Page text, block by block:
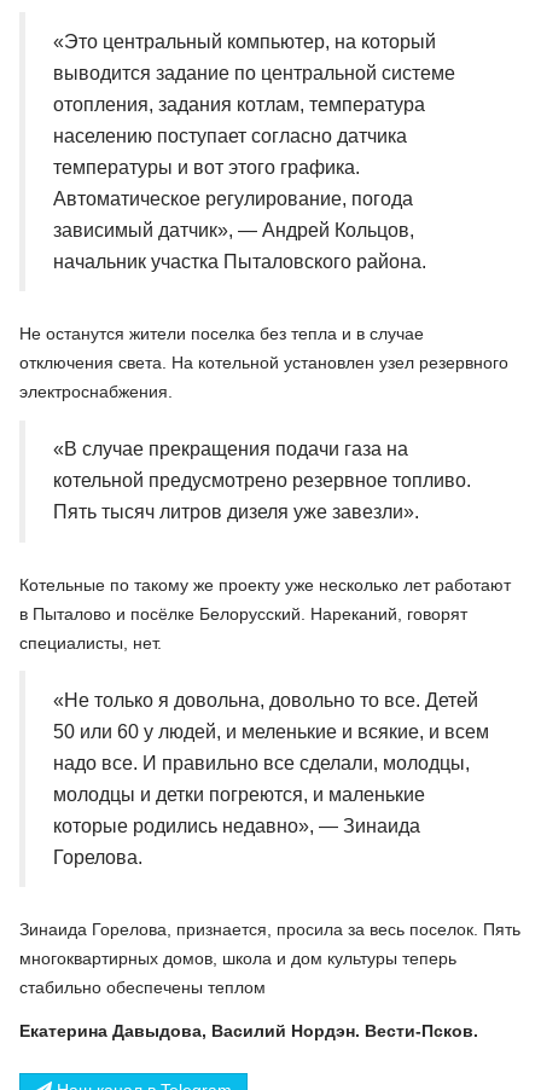
«Это центральный компьютер, на который
выводится задание по центральной системе
отопления, задания котлам, температура
населению поступает согласно датчика
температуры и вот этого графика.
Автоматическое регулирование, погода
зависимый датчик», — Андрей Кольцов,
начальник участка Пыталовского района.
Не останутся жители поселка без тепла и в случае
отключения света. На котельной установлен узел резервного
электроснабжения.
«В случае прекращения подачи газа на
котельной предусмотрено резервное топливо.
Пять тысяч литров дизеля уже завезли».
Котельные по такому же проекту уже несколько лет работают
в Пыталово и посёлке Белорусский. Нареканий, говорят
специалисты, нет.
«Не только я довольна, довольно то все. Детей
50 или 60 у людей, и меленькие и всякие, и всем
надо все. И правильно все сделали, молодцы,
молодцы и детки погреются, и маленькие
которые родились недавно», — Зинаида
Горелова.
Зинаида Горелова, признается, просила за весь поселок. Пять
многоквартирных домов, школа и дом культуры теперь
стабильно обеспечены теплом
Екатерина Давыдова, Василий Нордэн. Вести-Псков.